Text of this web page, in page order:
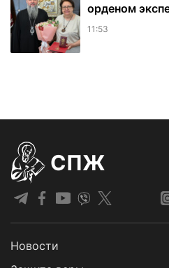
орденом
11:53
СПЖ
Новости